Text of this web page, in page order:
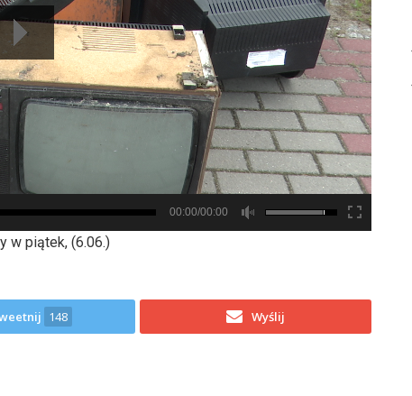
00:00/00:00
w piątek, (6.06.)
148 Wyślij